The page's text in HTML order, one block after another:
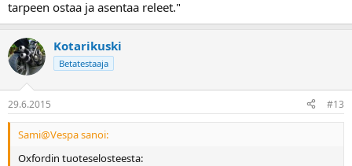
tarpeen ostaa ja asentaa releet."
Kotarikuski
Betatestaaja
29.6.2015 #13
Sami@Vespa sanoi:
Oxfordin tuoteselosteesta: